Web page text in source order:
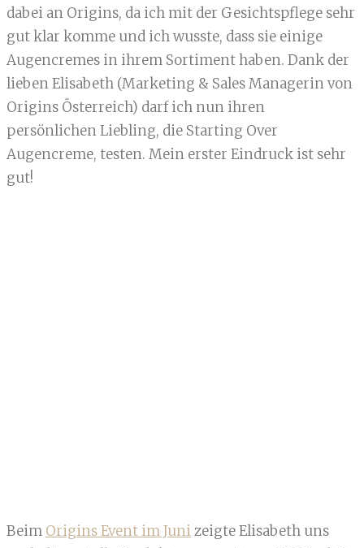
dabei an Origins, da ich mit der Gesichtspflege sehr
gut klar komme und ich wusste, dass sie einige
Augencremes in ihrem Sortiment haben. Dank der
lieben Elisabeth (Marketing & Sales Managerin von
Origins Österreich) darf ich nun ihren
persönlichen Liebling, die Starting Over
Augencreme, testen. Mein erster Eindruck ist sehr
gut!
Beim Origins Event im Juni zeigte Elisabeth uns